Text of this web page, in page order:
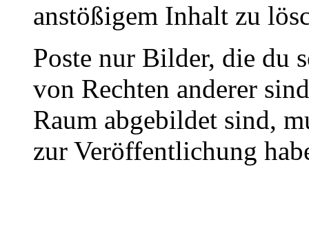
anstößigem Inhalt zu
Poste nur Bilder, die du
von Rechten anderer
Raum abgebildet sind,
zur Veröffentlichung